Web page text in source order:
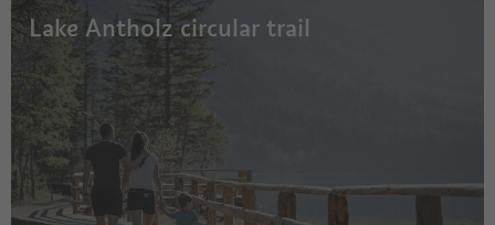
Lake Antholz circular trail